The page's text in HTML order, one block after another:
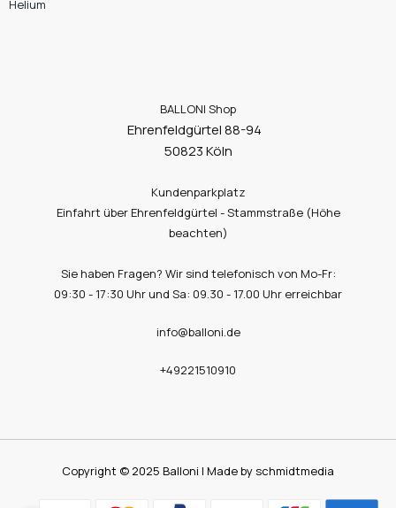
Helium
BALLONI Shop
Ehrenfeldgürtel 88-94
50823 Köln
Kundenparkplatz
Einfahrt über Ehrenfeldgürtel - Stammstraße (Höhe
beachten)
Sie haben Fragen? Wir sind telefonisch von Mo-Fr:
09:30 - 17:30 Uhr und Sa: 09.30 - 17.00 Uhr erreichbar
info@balloni.de
+49221510910
Copyright © 2025 Balloni | Made by schmidtmedia